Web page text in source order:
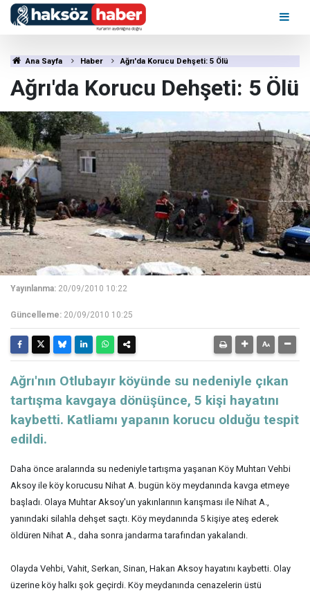
Ana Sayfa Haber Ağrı'da Korucu Dehşeti: 5 Ölü
Ağrı'da Korucu Dehşeti: 5 Ölü
Yayınlanma: 20/09/2010 10:22
Güncelleme: 20/09/2010 10:25
Ağrı'nın Otlubayır köyünde su nedeniyle çıkan
tartışma kavgaya dönüşünce, 5 kişi hayatını
kaybetti. Katliamı yapanın korucu olduğu tespit
edildi.
Daha önce aralarında su nedeniyle tartışma yaşanan Köy Muhtarı Vehbi
Aksoy ile köy korucusu Nihat A. bugün köy meydanında kavga etmeye
başladı. Olaya Muhtar Aksoy'un yakınlarının karışması ile Nihat A.,
yanındaki silahla dehşet saçtı. Köy meydanında 5 kişiye ateş ederek
öldüren Nihat A., daha sonra jandarma tarafından yakalandı.
Olayda Vehbi, Vahit, Serkan, Sinan, Hakan Aksoy hayatını kaybetti. Olay
üzerine köy halkı şok geçirdi. Köy meydanında cenazelerin üstü